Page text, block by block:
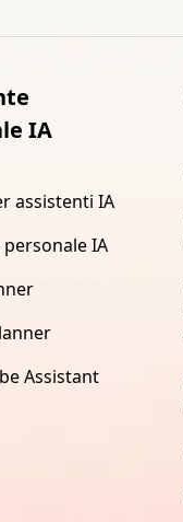
IA
assistenti IA
IA
Assistant